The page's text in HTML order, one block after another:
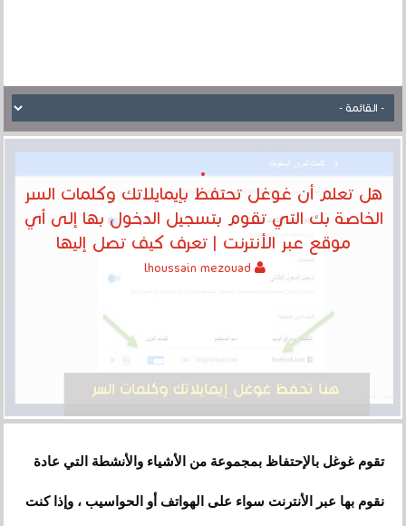
هل تعلم أن غوغل تحتفظ بإيمايلاتك وكلمات السر
الخاصة بك التي تقوم بتسجيل الدخول بها إلى أي
موقع عبر الأنترنت | تعرف كيف تصل إليها
تقوم غوغلبالإحتفاظ بمجموعة من الأشياء والأنشطة التي عادة
نقوم بها عبر الأنترنت سواء على الهواتف أو الحواسيب ، وإذا كنت